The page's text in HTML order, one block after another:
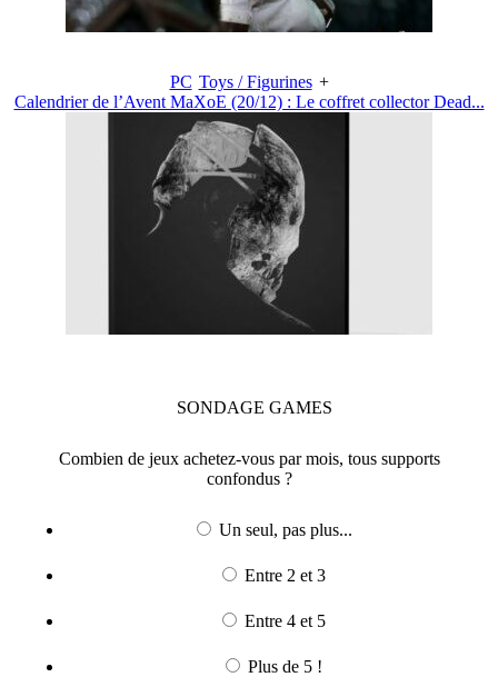
PC Toys / Figurines +
Calendrier de l’Avent MaXoE (20/12) : Le coffret collector Dead...
SONDAGE GAMES
Combien de jeux achetez-vous par mois, tous supports
confondus ?
Un seul, pas plus...
Entre 2 et 3
Entre 4 et 5
Plus de 5 !